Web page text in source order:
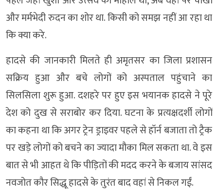
और मर्मभेदी रुदन का शोर था. किसी को समझ नहीं आ रहा था
कि क्या करे.
हादसे की जानकारी मिलते ही अमृतसर का जिला प्रशासन
सक्रिय हुआ और बचे लोगों को अस्पताल पहुंचाने का
सिलसिला शुरू हुआ. दशहरे पर हुए इस भयानक हादसे ने पूरे
देश को दुख से सराबोर कर दिया. घटना के प्रत्यक्षदर्शी लोगों
का कहना था कि अगर ट्रेन ड्राइवर पहले से हॉर्न बजाता तो ट्रैक
पर खड़े लोगों को बचने का ज्यादा मौका मिल सकता था. वे इस
बात से भी आहत थे कि पीड़ितों की मदद करने के बजाय सांसद
नवजोत कौर सिद्धू हादसे के तुरंत बाद वहां से निकल गईं.